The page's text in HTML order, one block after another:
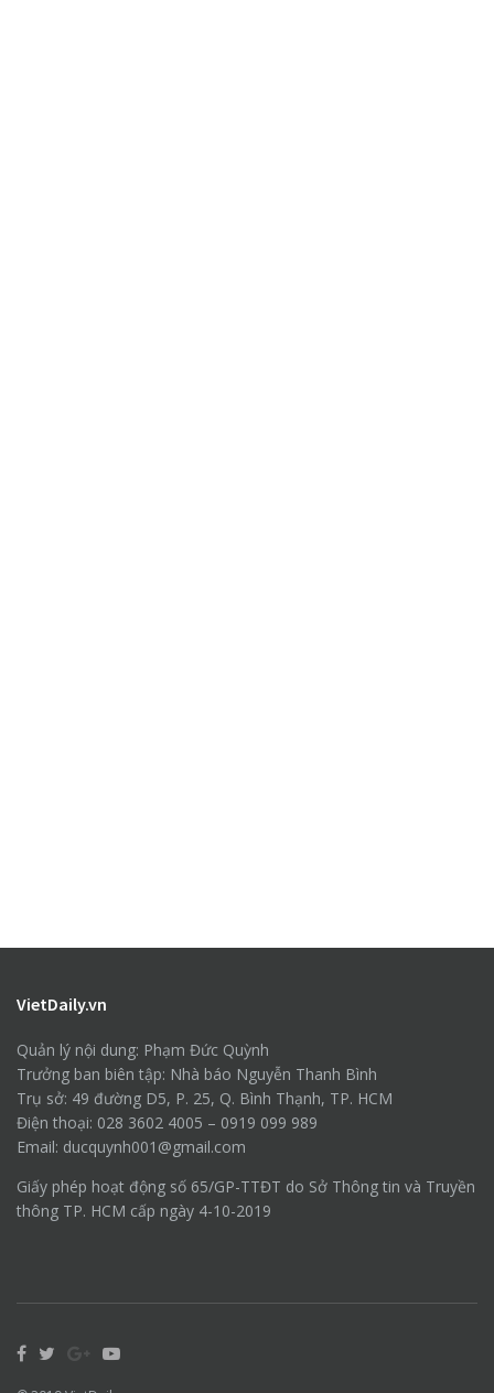
VietDaily.vn
Quản lý nội dung: Phạm Đức Quỳnh
Trưởng ban biên tập: Nhà báo Nguyễn Thanh Bình
Trụ sở: 49 đường D5, P. 25, Q. Bình Thạnh, TP. HCM
Điện thoại: 028 3602 4005 – 0919 099 989
Email: ducquynh001@gmail.com
Giấy phép hoạt động số 65/GP-TTĐT do Sở Thông tin và Truyền
thông TP. HCM cấp ngày 4-10-2019